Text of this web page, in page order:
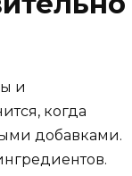
и
когда
добавками.